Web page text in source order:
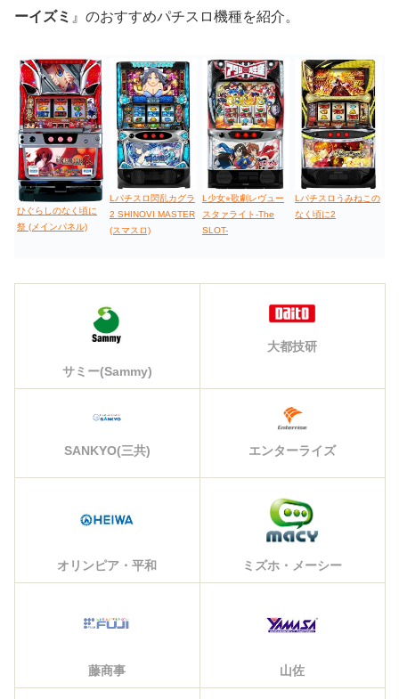
ーイズミ 』のおすすめパチスロ機種を紹介。
ひぐらしのなく頃に
祭 (メインパネル)
Lパチスロ閃乱カグラ
2 SHINOVI MASTER
(スマスロ)
L少女⭐︎歌劇レヴュー
スタァライト-The
SLOT-
Lパチスロうみねこの
なく頃に2
サミー(Sammy)
大都技研
SANKYO(三共) エンターライズ
オリンピア・平和 ミズホ・メーシー
藤商事 山佐